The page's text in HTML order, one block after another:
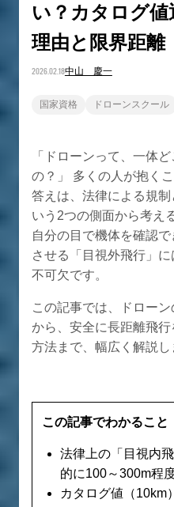
い？カタログ
理由と限界距離
2026.02.18中山 慶一
国家資格 ドローンスクール
「ドローンって、一体
の？」 多くの人が抱く
答えは、法律による規
いう2つの側面から考え
自分の目で機体を確認
させる「目視外飛行」
不可欠です。
この記事では、ドロー
から、安全に長距離飛
方法まで、幅広く解説し
この記事でわかること
法律上の「目視内
的に100～300m程
カタログ値（10km